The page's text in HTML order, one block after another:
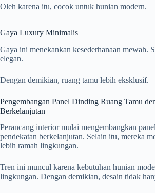
Oleh karena itu, cocok untuk hunian modern.
Gaya Luxury Minimalis
Gaya ini menekankan kesederhanaan mewah.
elegan.
Dengan demikian, ruang tamu lebih eksklusif.
Pengembangan Panel Dinding Ruang Tamu
Berkelanjutan
Perancang interior mulai mengembangkan
pendekatan berkelanjutan. Selain itu, mereka
lebih ramah lingkungan.
Tren ini muncul karena kebutuhan hunian
lingkungan. Dengan demikian, desain tidak